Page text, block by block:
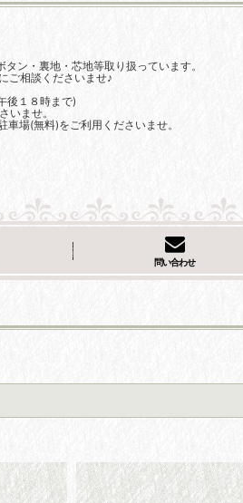
ン・裏地・芯地等取り扱っています。
ご相談くださいませ♪
後１８時まで)
いませ。
場(無料)をご利用くださいませ。
問い合わせ